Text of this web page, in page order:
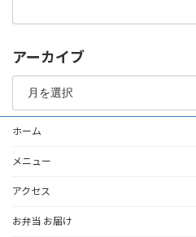
アーカイブ
ア
カ
ホーム
メニュー
アクセス
お弁当 お届け